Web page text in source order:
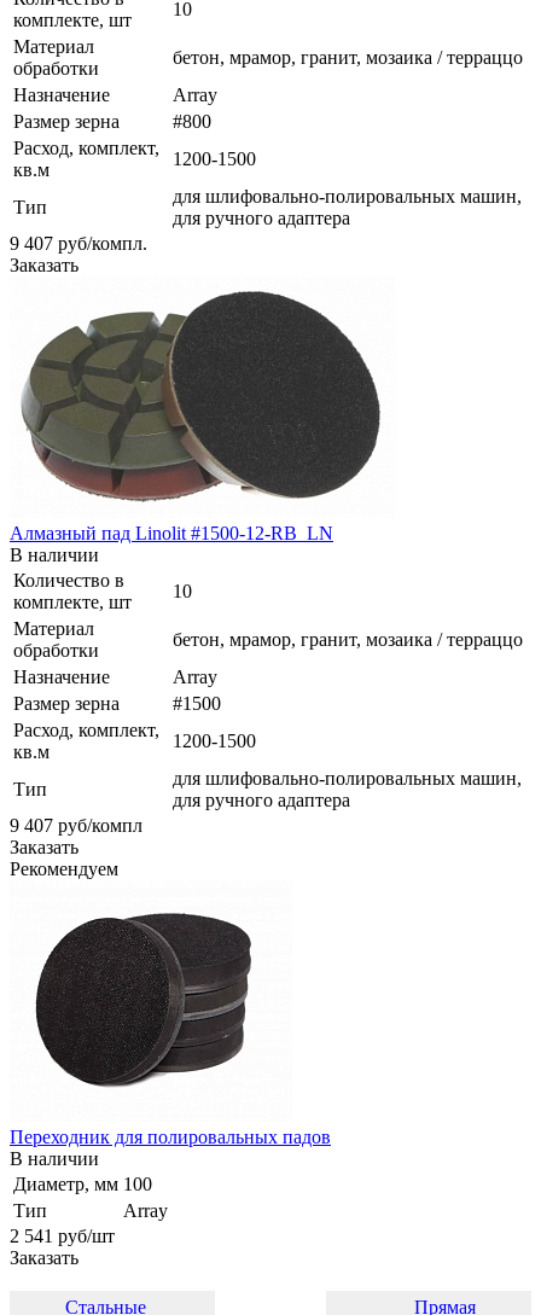
комплекте, шт
10
Материал
обработки
бетон, мрамор, гранит, мозаика / терраццо
Назначение
Array
Размер зерна
#800
Расход, комплект,
кв.м
1200-1500
Тип
для шлифовально-полировальных машин,
для ручного адаптера
9 407 руб/компл.
Заказать
Алмазный пад Linolit #1500-12-RB_LN
В наличии
Количество в
комплекте, шт
10
Материал
обработки
бетон, мрамор, гранит, мозаика / терраццо
Назначение
Array
Размер зерна
#1500
Расход, комплект,
кв.м
1200-1500
Тип
для шлифовально-полировальных машин,
для ручного адаптера
9 407 руб/компл
Заказать
Рекомендуем
Переходник для полировальных падов
В наличии
Диаметр, мм 100
Тип
Array
2 541 руб/шт
Заказать
Стальные
Прямая